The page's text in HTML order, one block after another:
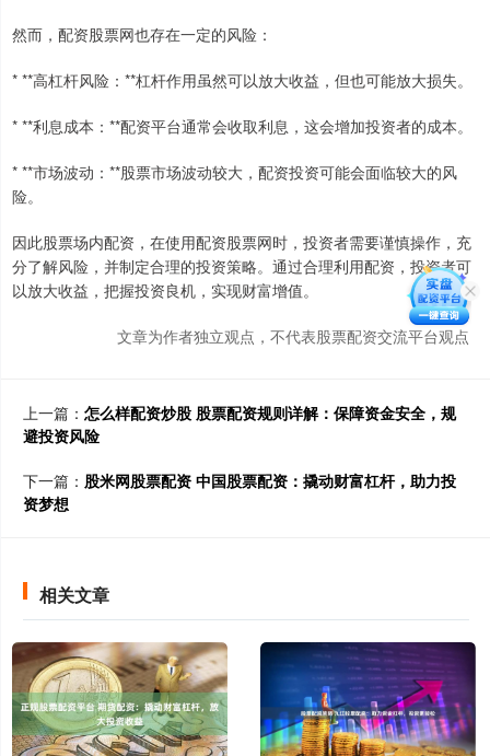
然而，配资股票网也存在一定的风险：
* **高杠杆风险：**杠杆作用虽然可以放大收益，但也可能放大损失。
* **利息成本：**配资平台通常会收取利息，这会增加投资者的成本。
* **市场波动：**股票市场波动较大，配资投资可能会面临较大的风
险。
因此股票场内配资，在使用配资股票网时，投资者需要谨慎操作，充
分了解风险，并制定合理的投资策略。通过合理利用配资，投资者可
以放大收益，把握投资良机，实现财富增值。
文章为作者独立观点，不代表股票配资交流平台观点
上一篇： 怎么样配资炒股 股票配资规则详解：保障资金安全，规
避投资风险
下一篇： 股米网股票配资 中国股票配资：撬动财富杠杆，助力投
资梦想
相关文章